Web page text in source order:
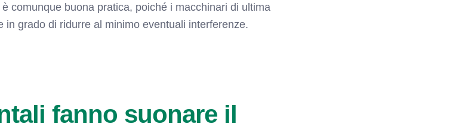
comunque buona pratica, poiché i macchinari di ultima
in grado di ridurre al minimo eventuali interferenze.
fanno suonare il